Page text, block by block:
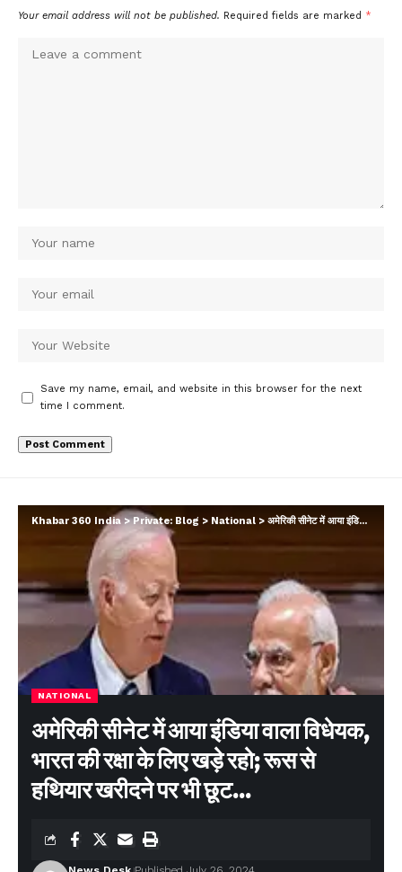
Your email address will not be published. Required fields are marked *
Save my name, email, and website in this browser for the next
time I comment.
Khabar 360 India>Private: Blog > National > अमेरिकी सीनेट में आया इंडिया वाला विधेयक, भारत की रक्षा के लिए खड़े रहो; रूस से हथियार खरीदने पर भी छूट…
NATIONAL
अमेरिकी सीनेट में आया इंडिया वाला विधेयक,
भारत की रक्षा के लिए खड़े रहो; रूस से
हथियार खरीदने पर भी छूट…